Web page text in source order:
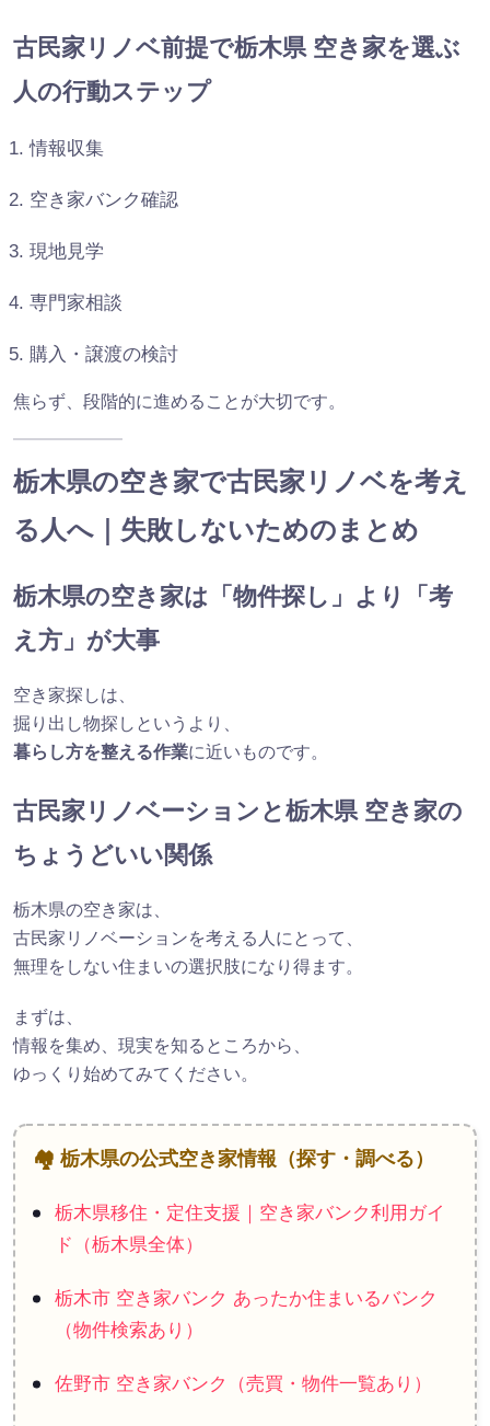
古民家リノベ前提で栃木県 空き家を選ぶ
人の行動ステップ
情報収集
空き家バンク確認
現地見学
専門家相談
購入・譲渡の検討
焦らず、段階的に進めることが大切です。
栃木県の空き家で古民家リノベを考え
る人へ｜失敗しないためのまとめ
栃木県の空き家は「物件探し」より「考
え方」が大事
空き家探しは、
掘り出し物探しというより、
暮らし方を整える作業に近いものです。
古民家リノベーションと栃木県 空き家の
ちょうどいい関係
栃木県の空き家は、
古民家リノベーションを考える人にとって、
無理をしない住まいの選択肢になり得ます。
まずは、
情報を集め、現実を知るところから、
ゆっくり始めてみてください。
🏘 栃木県の公式空き家情報（探す・調べる）
栃木県移住・定住支援｜空き家バンク利用ガイ
ド（栃木県全体）
栃木市 空き家バンク あったか住まいるバンク
（物件検索あり）
佐野市 空き家バンク（売買・物件一覧あり）